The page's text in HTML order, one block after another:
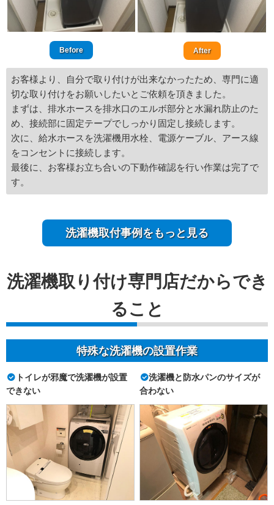
Before After
お客様より、自分で取り付けが出来なかったため、専門に適
切な取り付けをお願いしたいとご依頼を頂きました。
まずは、排水ホースを排水口のエルボ部分と水漏れ防止のた
め、接続部に固定テープでしっかり固定し接続します。
次に、給水ホースを洗濯機用水栓、電源ケーブル、アース線
をコンセントに接続します。
最後に、お客様お立ち合いの下動作確認を行い作業は完了で
す。
洗濯機取付事例をもっと見る
洗濯機取り付け専門店だからでき
ること
特殊な洗濯機の設置作業
トイレが邪魔で洗濯機が設置
できない
洗濯機と防水パンのサイズが
合わない